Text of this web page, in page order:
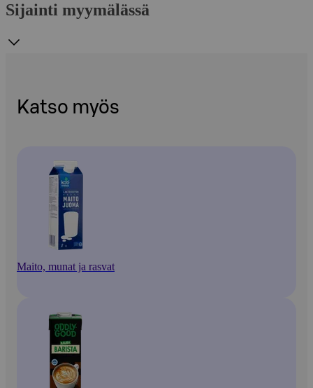
Sijainti myymälässä
Katso myös
Maito, munat ja rasvat